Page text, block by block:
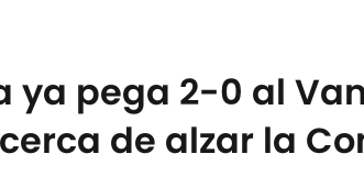
ya pega 2-0 al
de alzar la